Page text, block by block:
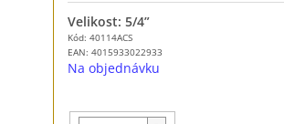
Kód: 40114ACS
EAN: 4015933022933
Velikost: 5/4”
Na objednávku